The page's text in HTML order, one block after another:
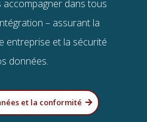
accompagner dans tous
– assurant la
entreprise et la sécurité
données.
et la conformité